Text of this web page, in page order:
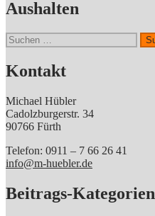
Aushalten
Suchen
nach:
Kontakt
Michael Hübler
Cadolzburgerstr. 34
90766 Fürth
Telefon: 0911 – 7 66 26 41
info@m-huebler.de
Beitrags-Kategorien